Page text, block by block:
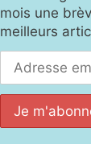
mois une
meilleurs